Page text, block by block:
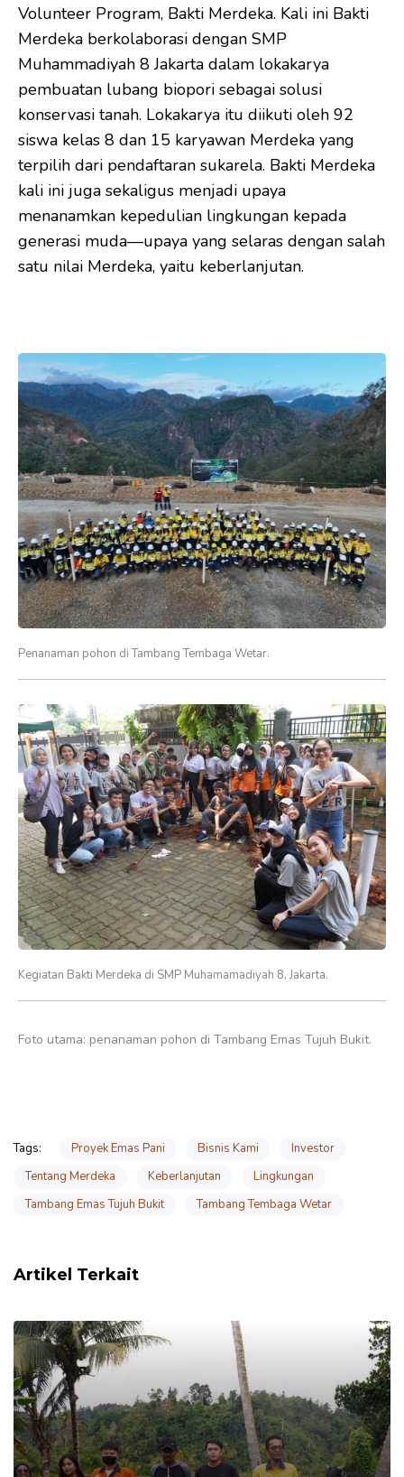
Volunteer Program, Bakti Merdeka. Kali ini Bakti
Merdeka berkolaborasi dengan SMP
Muhammadiyah 8 Jakarta dalam lokakarya
pembuatan lubang biopori sebagai solusi
konservasi tanah. Lokakarya itu diikuti oleh 92
siswa kelas 8 dan 15 karyawan Merdeka yang
terpilih dari pendaftaran sukarela. Bakti Merdeka
kali ini juga sekaligus menjadi upaya
menanamkan kepedulian lingkungan kepada
generasi muda—upaya yang selaras dengan salah
satu nilai Merdeka, yaitu keberlanjutan.
Penanaman pohon di Tambang Tembaga Wetar.
Kegiatan Bakti Merdeka di SMP Muhamamadiyah 8, Jakarta.
Foto utama: penanaman pohon di Tambang Emas Tujuh Bukit.
Tags: Proyek Emas Pani Bisnis Kami
Investor
Tentang Merdeka
Keberlanjutan
Lingkungan
Tambang Emas Tujuh Bukit
Tambang Tembaga Wetar
Artikel Terkait